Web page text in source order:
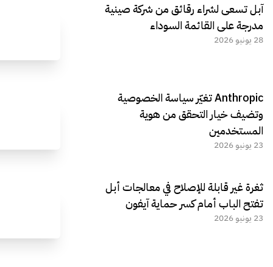
آبل تسعى لشراء رقائق من شركة صينية
مدرجة على القائمة السوداء
28 يونيو 2026
Anthropic تغيّر سياسة الخصوصية
وتضيف خيار التحقق من هوية
المستخدمين
23 يونيو 2026
ثغرة غير قابلة للإصلاح في معالجات أبل
تفتح الباب أمام كسر حماية آيفون
23 يونيو 2026